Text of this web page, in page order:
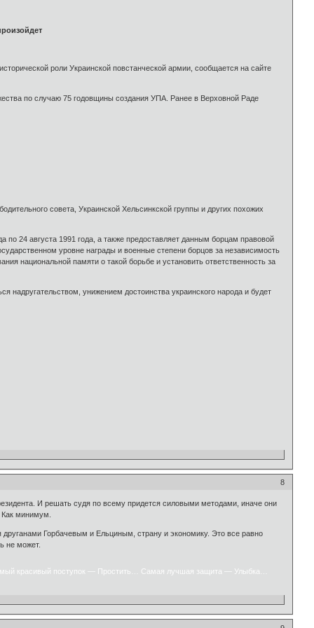
роли Украинской повстанческой армии, сообщается на сайте
по случаю 75 годовщины создания УПА. Ранее в Верховной Раде
совета, Украинской Хельсинкской группы и других похожих
по 24 августа 1991 года, а также предоставляет данным борцам правовой
уровне награды и военные степени борцов за независимость
национальной памяти о такой борьбе и установить ответственность за
унижением достоинства украинского народа и будет
8
И решать судя по всему придется силовыми методами, иначе они
минимум.
Горбачевым и Ельциным, страну и экономику. Это все равно
не может.
красивый поступок — Простить… Самая лучшая защита — Улыбка…